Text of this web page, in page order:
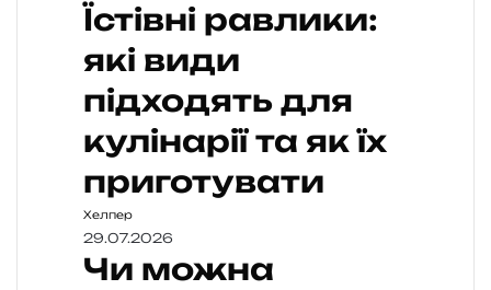
Їстівні равлики:
які види
підходять для
кулінарії та як їх
приготувати
Хелпер
29.07.2026
Чи можна